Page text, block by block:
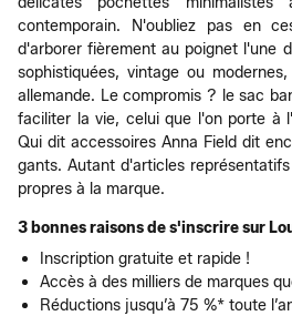
contemporain. N'oubliez pas en
d'arborer fièrement au poignet l'une
sophistiquées, vintage ou
allemande. Le compromis ? le sac
faciliter la vie, celui que l'on porte à
Qui dit accessoires Anna Field dit
gants. Autant d'articles
propres à la marque.
3 bonnes raisons de s'inscrire sur
Inscription gratuite et rapide !
Accès à des milliers de marques
Réductions jusqu’à 75 %* toute